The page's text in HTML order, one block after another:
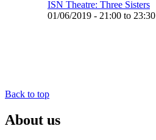
ISN Theatre: Three Sisters
01/06/2019 - 21:00 to 23:30
Back to top
About us